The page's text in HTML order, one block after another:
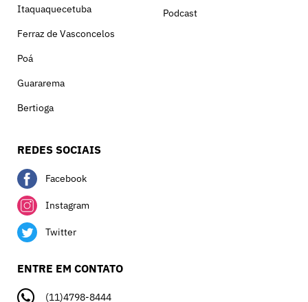
Itaquaquecetuba
Ferraz de Vasconcelos
Poá
Guararema
Bertioga
Podcast
REDES SOCIAIS
Facebook
Instagram
Twitter
ENTRE EM CONTATO
(11)4798-8444